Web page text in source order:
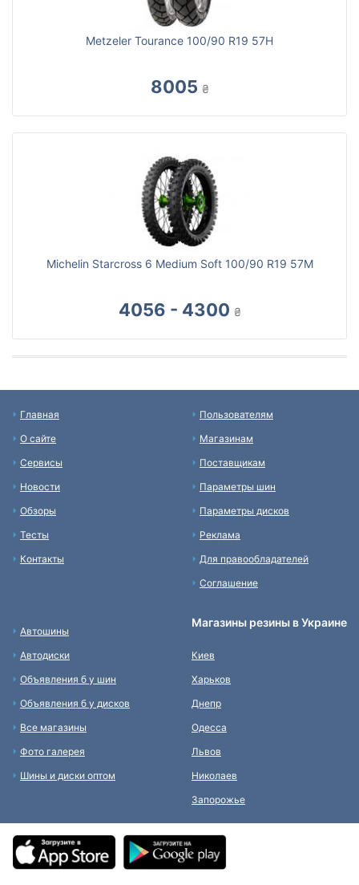
Metzeler Tourance 100/90 R19 57H
8005 ₴
Michelin Starcross 6 Medium Soft 100/90 R19 57M
4056 - 4300 ₴
Главная
О сайте
Сервисы
Новости
Обзоры
Тесты
Контакты
Пользователям
Магазинам
Поставщикам
Параметры шин
Параметры дисков
Реклама
Для правообладателей
Соглашение
Автошины
Автодиски
Объявления б у шин
Объявления б у дисков
Все магазины
Фото галерея
Шины и диски оптом
Магазины резины в Украине
Киев
Харьков
Днепр
Одесса
Львов
Николаев
Запорожье